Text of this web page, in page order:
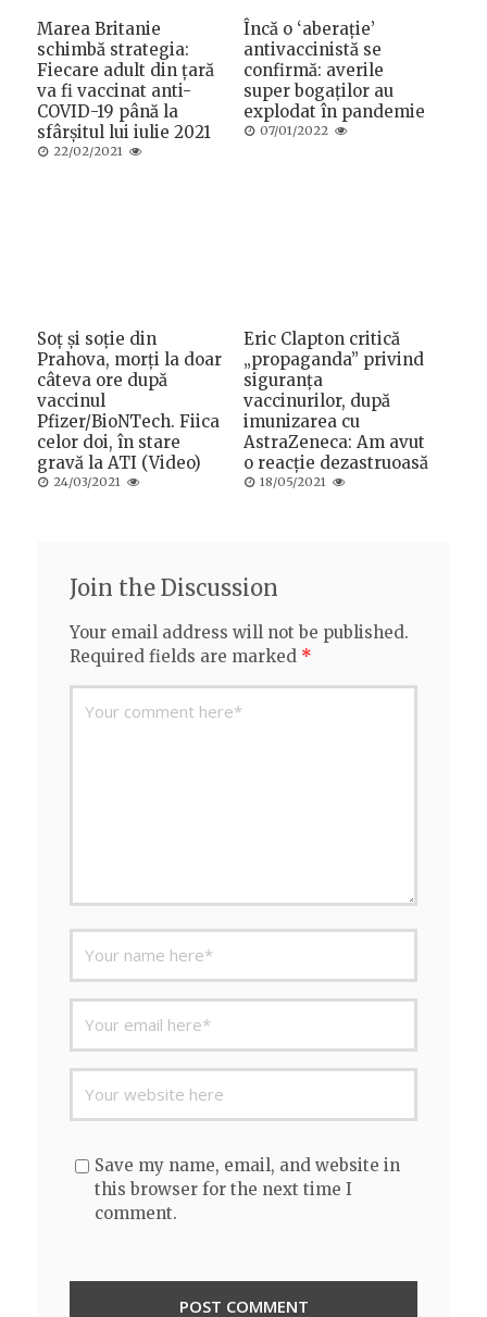
Marea Britanie
schimbă strategia:
Fiecare adult din țară
va fi vaccinat anti-
COVID-19 până la
sfârșitul lui iulie 2021
Posted
22/02/2021
Încă o ‘aberație’
antivaccinistă se
confirmă: averile
super bogaților au
explodat în pandemie
Posted
07/01/2022
Soț și soție din
Prahova, morți la doar
câteva ore după
vaccinul
Pfizer/BioNTech. Fiica
celor doi, în stare
gravă la ATI (Video)
Posted
24/03/2021
Eric Clapton critică
„propaganda” privind
siguranța
vaccinurilor, după
imunizarea cu
AstraZeneca: Am avut
o reacție dezastruoasă
Posted
18/05/2021
Join the Discussion
Your email address will not be published.
Required fields are marked *
Save my name, email, and website in
this browser for the next time I
comment.